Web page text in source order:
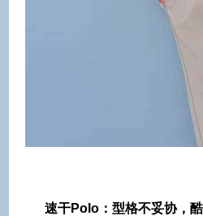
速干Polo：型格不妥协，